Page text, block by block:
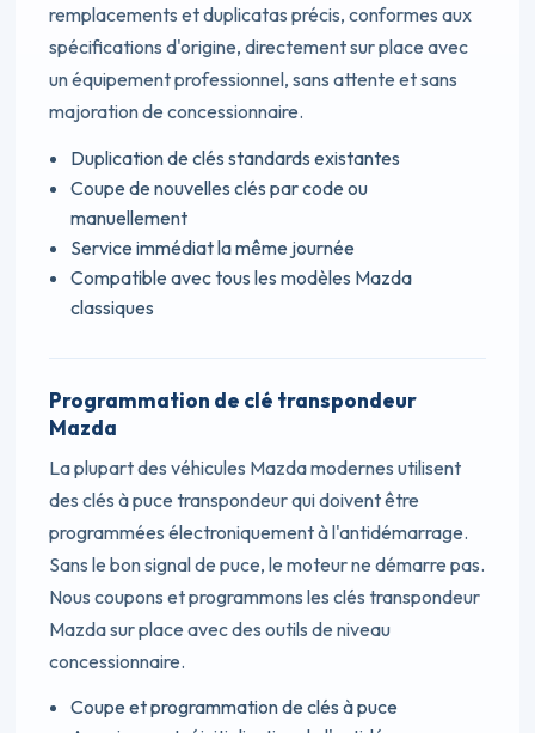
remplacements et duplicatas précis, conformes aux
spécifications d'origine, directement sur place avec
un équipement professionnel, sans attente et sans
majoration de concessionnaire.
Duplication de clés standards existantes
Coupe de nouvelles clés par code ou
manuellement
Service immédiat la même journée
Compatible avec tous les modèles Mazda
classiques
Programmation de clé transpondeur
Mazda
La plupart des véhicules Mazda modernes utilisent
des clés à puce transpondeur qui doivent être
programmées électroniquement à l'antidémarrage.
Sans le bon signal de puce, le moteur ne démarre pas.
Nous coupons et programmons les clés transpondeur
Mazda sur place avec des outils de niveau
concessionnaire.
Coupe et programmation de clés à puce